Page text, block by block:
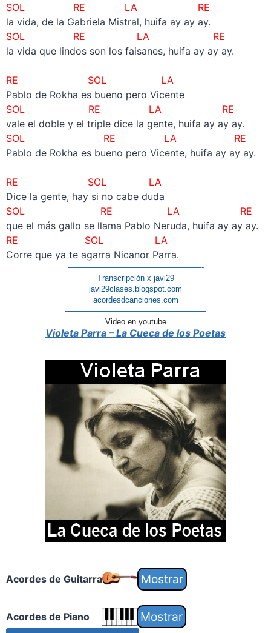
SOL RE LA
RE
la vida, de la Gabriela Mistral, huifa ay ay ay.
SOL RE LA
RE
la vida que lindos son los faisanes, huifa ay ay ay.
RE SOL LA
Pablo de Rokha es bueno pero Vicente
SOL RE LA
RE
vale el doble y el triple dice la gente, huifa ay ay ay.
SOL RE LA
RE
Pablo de Rokha es bueno pero Vicente, huifa ay ay ay.
RE SOL LA
Dice la gente, hay si no cabe duda
SOL RE LA
RE
que el más gallo se llama Pablo Neruda, huifa ay ay ay.
RE SOL LA
Corre que ya te agarra Nicanor Parra.
—————————————————-
Transcripción x javi29
javi29clases.blogspot.com
acordesdcanciones.com
——————————————————
Video en youtube
Violeta Parra – La Cueca de los Poetas
Acordes de Guitarra
Acordes de Piano